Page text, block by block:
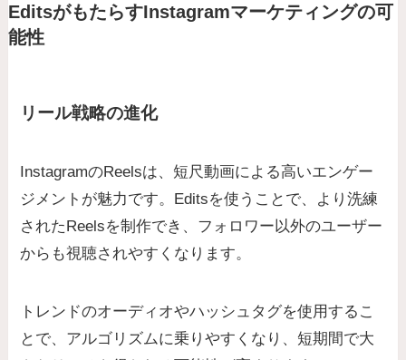
EditsがもたらすInstagramマーケティングの可
能性
リール戦略の進化
InstagramのReelsは、短尺動画による高いエンゲー
ジメントが魅力です。Editsを使うことで、より洗練
されたReelsを制作でき、フォロワー以外のユーザー
からも視聴されやすくなります。
トレンドのオーディオやハッシュタグを使用するこ
とで、アルゴリズムに乗りやすくなり、短期間で大